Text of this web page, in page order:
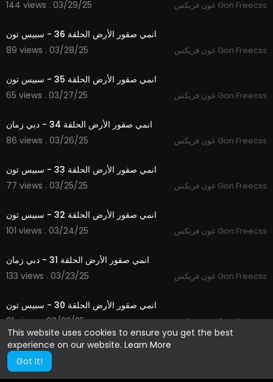
This website uses cookies to ensure you get the best
experience on our website. Learn More
Got It!
144 views . 03/29/25
غون فريكس Gon Freecss
انمي صقور الأرض الحلقة 36 - سبيس تون
89 views . 03/28/25
غون فريكس Gon Freecss
انمي صقور الأرض الحلقة 35 - سبيس تون
65 views . 03/27/25
غون فريكس Gon Freecss
انمي صقور الأرض الحلقة 34 - دبي زمان
86 views . 03/26/25
غون فريكس Gon Freecss
انمي صقور الأرض الحلقة 33 - سبيس تون
77 views . 03/25/25
غون فريكس Gon Freecss
انمي صقور الأرض الحلقة 32 - سبيس تون
101 views . 03/24/25
غون فريكس Gon Freecss
انمي صقور الأرض الحلقة 31 - دبي زمان
133 views . 03/23/25
غون فريكس Gon Freecss
انمي صقور الأرض الحلقة 30 - سبيس تون
81 views . 03/22/25
غون فريكس Gon Freecss